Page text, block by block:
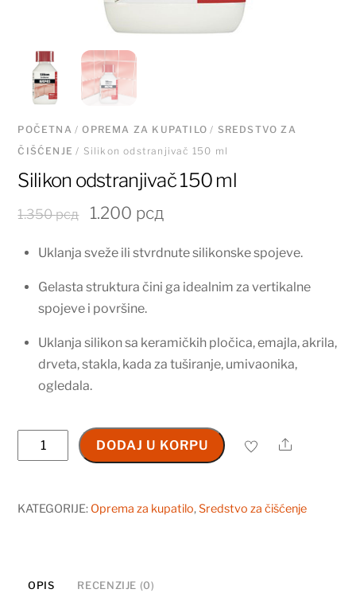
POČETNA/OPREMA ZA KUPATILO / SREDSTVO ZA
ČIŠĆENJE / Silikon odstranjivač 150 ml
Silikon odstranjivač 150 ml
1.350рсд
Originalna
je
1.350 рсд.
1.200 рсдTrenutna
je:
Uklanja sveže ili stvrdnute silikonske spojeve.
Gelasta struktura čini ga idealnim za vertikalne
spojeve i površine.
Uklanja silikon sa keramičkih pločica, emajla, akrila,
drveta, stakla, kada za tuširanje, umivaonika,
ogledala.
Silikon
odstranjivač
ml
DODAJ U KORPU Share
KATEGORIJE: Oprema za kupatilo,Sredstvo za čišćenje
OPIS RECENZIJE (0)